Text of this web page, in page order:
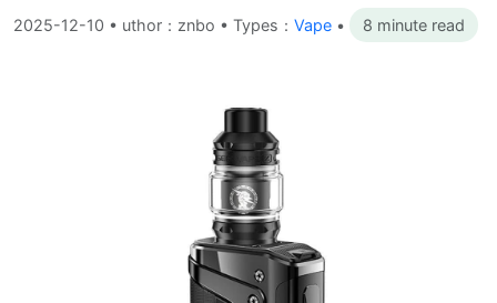
2025-12-10 • uthor：znbo • Types： Vape • 8 minute read